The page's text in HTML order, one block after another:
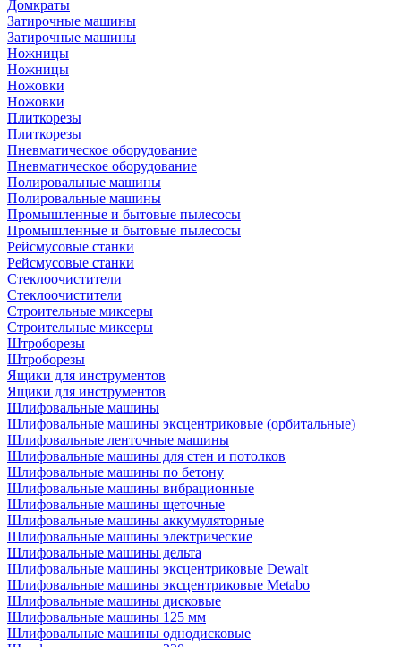
Домкраты
Затирочные машины
Затирочные машины
Ножницы
Ножницы
Ножовки
Ножовки
Плиткорезы
Плиткорезы
Пневматическое оборудование
Пневматическое оборудование
Полировальные машины
Полировальные машины
Промышленные и бытовые пылесосы
Промышленные и бытовые пылесосы
Рейсмусовые станки
Рейсмусовые станки
Стеклоочистители
Стеклоочистители
Строительные миксеры
Строительные миксеры
Штроборезы
Штроборезы
Ящики для инструментов
Ящики для инструментов
Шлифовальные машины
Шлифовальные машины эксцентриковые (орбитальные)
Шлифовальные ленточные машины
Шлифовальные машины для стен и потолков
Шлифовальные машины по бетону
Шлифовальные машины вибрационные
Шлифовальные машины щеточные
Шлифовальные машины аккумуляторные
Шлифовальные машины электрические
Шлифовальные машины дельта
Шлифовальные машины эксцентриковые Dewalt
Шлифовальные машины эксцентриковые Metabo
Шлифовальные машины дисковые
Шлифовальные машины 125 мм
Шлифовальные машины однодисковые